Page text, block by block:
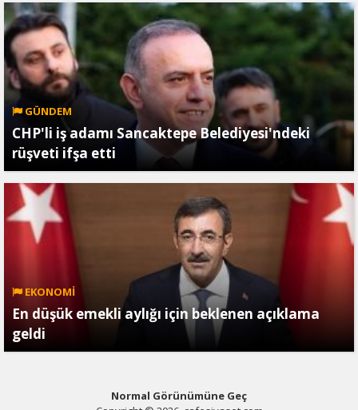
GÜNDEM
CHP'li iş adamı Sancaktepe Belediyesi'ndeki
rüşveti ifşa etti
EKONOMİ
En düşük emekli aylığı için beklenen açıklama
geldi
Normal Görünümüne Geç